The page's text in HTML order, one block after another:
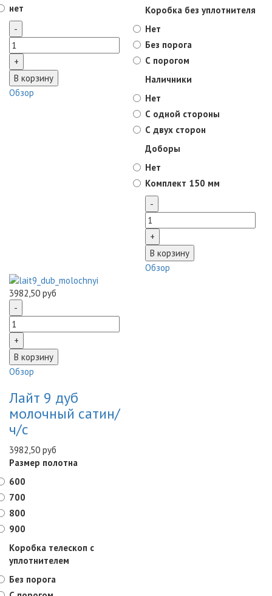
нет
Обзор
Коробка без уплотнителя
Нет
Без порога
С порогом
Наличники
Нет
С одной стороны
С двух сторон
Доборы
Нет
Комплект 150 мм
Обзор
3982,50 руб
Обзор
Лайт 9 дуб
молочный сатин/
ч/с
3982,50 руб
Размер полотна
600
700
800
900
Коробка телескоп с
уплотнителем
Без порога